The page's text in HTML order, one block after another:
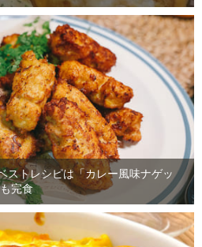
ストレシピは「カレー風味ナゲッ
完食